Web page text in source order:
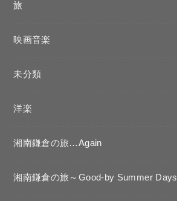
旅
映画音楽
未分類
洋楽
湘南鎌倉の旅…Again
湘南鎌倉の旅～Good-by Summer Days